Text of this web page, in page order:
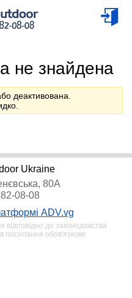
не знайдена
деактивована.
Ukraine
80А
08-08
ADV.vg
до законодавства
посилання обов'язкове